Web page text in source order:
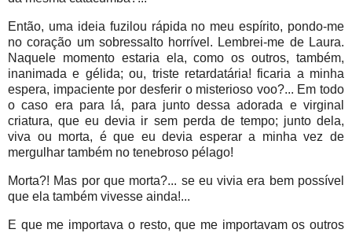
Então, uma ideia fuzilou rápida no meu espírito, pondo-me
no coração um sobressalto horrível. Lembrei-me de Laura.
Naquele momento estaria ela, como os outros, também,
inanimada e gélida; ou, triste retardatária! ficaria a minha
espera, impaciente por desferir o misterioso voo?... Em todo
o caso era para lá, para junto dessa adorada e virginal
criatura, que eu devia ir sem perda de tempo; junto dela,
viva ou morta, é que eu devia esperar a minha vez de
mergulhar também no tenebroso pélago!
Morta?! Mas por que morta?... se eu vivia era bem possível
que ela também vivesse ainda!...
E que me importava o resto, que me importavam os outros